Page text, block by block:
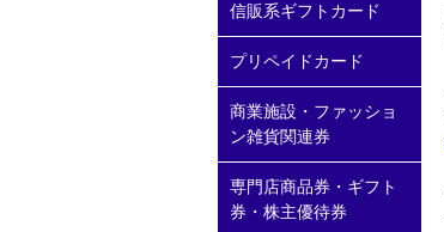
信販系ギフトカード
プリペイドカード
商業施設・ファッショ
ン雑貨関連券
専門店商品券・ギフト
券・株主優待券